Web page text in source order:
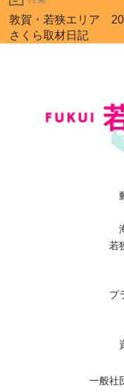
敦賀・若狭エリア
さくら取材日記
若
プ
一般社